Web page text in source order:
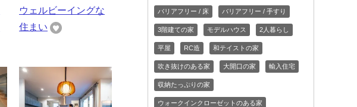
ウェルビーイングな
住まい
バリアフリー / 床 バリアフリー / 手すり
3階建ての家 モデルハウス 2人暮らし
平屋 RC造 和テイストの家
吹き抜けのある家 大開口の家 輸入住宅
収納たっぷりの家
ウォークインクローゼットのある家